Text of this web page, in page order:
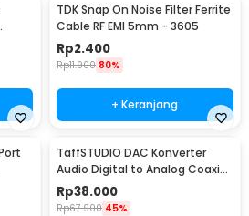
TDK Snap On Noise Filter Ferrite
Cable RF EMI 5mm - 3605
Rp2.400
Rp11.900 80%
+ Keranjang
TaffSTUDIO DAC Konverter
Audio Digital to Analog Coaxial
Toslink RCA - TC51800
Rp38.000
Rp67.900 45%